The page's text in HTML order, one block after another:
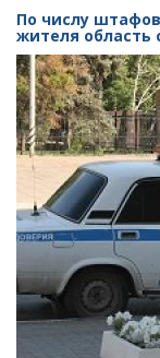
чиновники
лишили
детей-
инвалидов
льготного
питания
По числу
жителя область